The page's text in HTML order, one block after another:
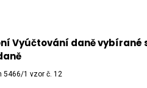
Vyúčtování daně vybírané
5466/1 vzor č. 12